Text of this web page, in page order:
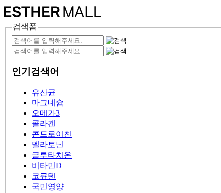
검색폼
인기검색어
유산균
마그네슘
오메가3
콜라겐
콘드로이친
멜라토닌
글루타치온
비타민D
코큐텐
국민영양